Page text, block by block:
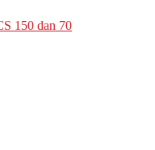
150 dan 70